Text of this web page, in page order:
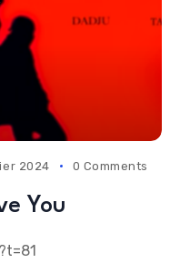
2024 0 Comments
You